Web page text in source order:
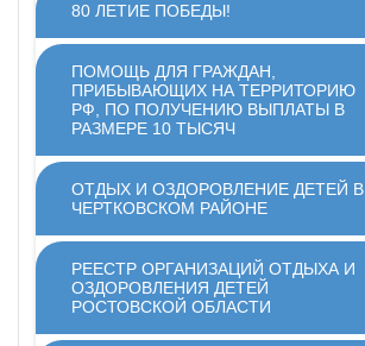
80 ЛЕТИЕ ПОБЕДЫ!
ПОМОЩЬ ДЛЯ ГРАЖДАН,
ПРИБЫВАЮЩИХ НА ТЕРРИТОРИЮ
РФ, ПО ПОЛУЧЕНИЮ ВЫПЛАТЫ В
РАЗМЕРЕ 10 ТЫСЯЧ
ОТДЫХ И ОЗДОРОВЛЕНИЕ ДЕТЕЙ В
ЧЕРТКОВСКОМ РАЙОНЕ
РЕЕСТР ОРГАНИЗАЦИЙ ОТДЫХА И
ОЗДОРОВЛЕНИЯ ДЕТЕЙ
РОСТОВСКОЙ ОБЛАСТИ